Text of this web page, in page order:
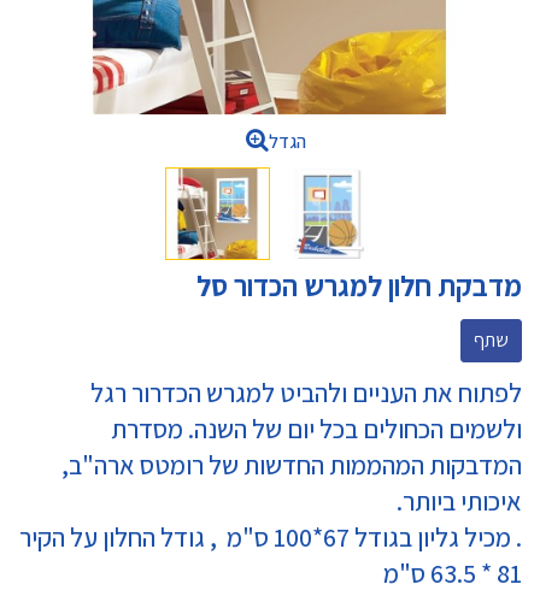
הגדל
מדבקת חלון למגרש הכדור סל
שתף
לפתוח את העניים ולהביט למגרש הכדרור רגל
ולשמים הכחולים בכל יום של השנה. מסדרת
המדבקות המהממות החדשות של רומטס ארה"ב,
איכותי ביותר.
. מכיל גליון בגודל 67*100 ס"מ , גודל החלון על הקיר
81 * 63.5 ס"מ